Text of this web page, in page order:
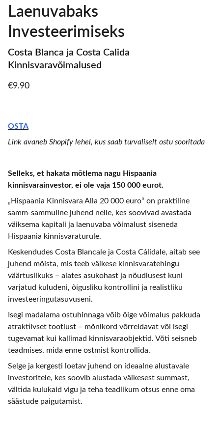
Laenuvabaks
Investeerimiseks
Costa Blanca ja Costa Calida
Kinnisvaravõimalused
€9.90
OSTA
Link avaneb Shopify lehel, kus saab turvaliselt ostu sooritada
Selleks, et hakata mõtlema nagu Hispaania
kinnisvarainvestor, ei ole vaja 150 000 eurot.
„Hispaania Kinnisvara Alla 20 000 euro“ on praktiline
samm-sammuline juhend neile, kes soovivad avastada
väiksema kapitali ja laenuvaba võimalust siseneda
Hispaania kinnisvaraturule.
Keskendudes Costa Blancale ja Costa Cálidale, aitab see
juhend mõista, mis teeb väikese kinnisvaratehingu
väärtuslikuks – alates asukohast ja nõudlusest kuni
varjatud kuludeni, õigusliku kontrollini ja realistliku
investeeringutasuvuseni.
Isegi madalama ostuhinnaga võib õige võimalus pakkuda
atraktiivset tootlust – mõnikord võrreldavat või isegi
tugevamat kui kallimad kinnisvaraobjektid. Võti seisneb
teadmises, mida enne ostmist kontrollida.
Selge ja kergesti loetav juhend on ideaalne alustavale
investoritele, kes soovib alustada väikesest summast,
vältida kulukaid vigu ja teha teadlikum otsus enne oma
säästude paigutamist.